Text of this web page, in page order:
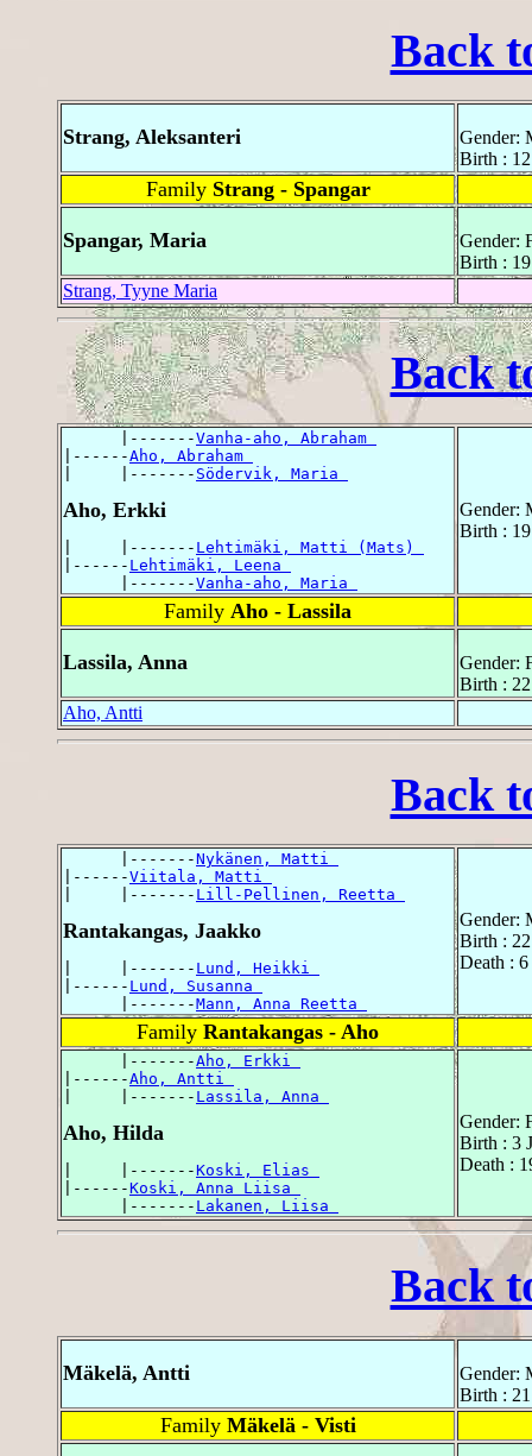
Back
Strang, Aleksanteri
Gender:
Birth :
Family Strang - Spangar
Spangar, Maria
Gender:
Birth :
Strang, Tyyne Maria
Back
      |-------
Vanha-aho, Abraham
|------Aho, Abraham
|     |------- Södervik, Maria
Aho, Erkki
|     |------- Lehtimäki, Matti (Mats)
|------ Lehtimäki, Leena
      |-------
Vanha-aho, Maria
Gender:
Birth :
Family Aho - Lassila
Lassila, Anna
Gender:
Birth :
Aho, Antti
Back
      |-------
Nykänen, Matti
|------Viitala, Matti
|     |------- Lill-Pellinen, Reetta
Rantakangas, Jaakko
|     |------- Lund, Heikki
|------ Lund, Susanna
      |-------
Mann, Anna Reetta
Gender:
Birth :
Death :
Family Rantakangas - Aho
      |-------
Aho, Erkki
|------Aho, Antti
|     |------- Lassila, Anna
Aho, Hilda
|     |-------Koski, Elias
|------Koski, Anna Liisa
      |-------
Lakanen, Liisa
Gender:
Birth : 3
Death :
Back
Mäkelä, Antti
Gender:
Birth :
Family Mäkelä - Visti